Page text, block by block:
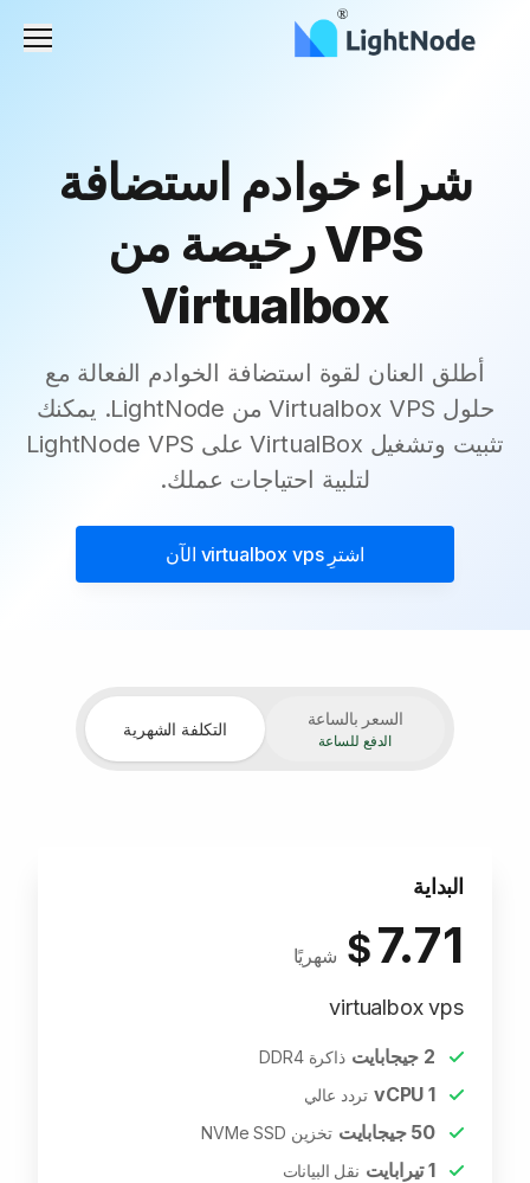
شراء خوادم استضافة
VPS رخيصة من
Virtualbox
أطلق العنان لقوة استضافة الخوادم الفعالة مع
حلول Virtualbox VPS من LightNode. يمكنك
تثبيت وتشغيل VirtualBox على LightNode VPS
لتلبية احتياجات عملك.
اشترِvirtualbox vps الآن
السعر بالساعة
الدفع للساعة
التكلفة الشهرية
البداية
7.71
$ شهريًا
virtualbox vps
2 جيجابايت ذاكرة DDR4
1
vCPU تردد عالي
50 جيجابايت تخزين NVMe SSD
1تيرابايت نقل البيانات